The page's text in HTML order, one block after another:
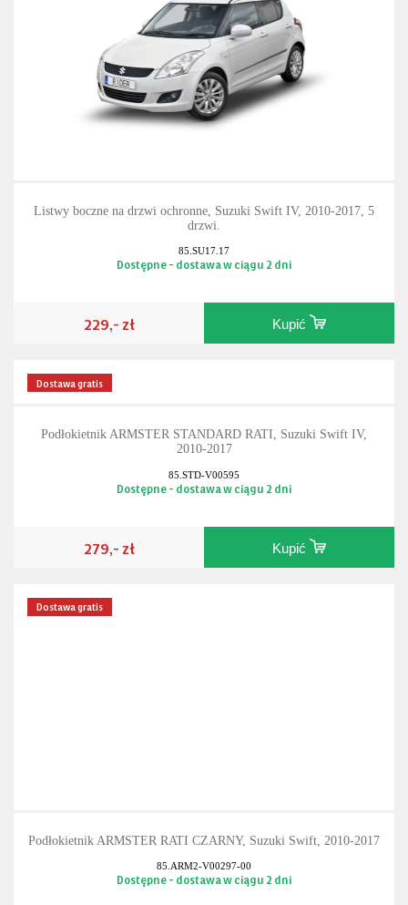
Listwy boczne na drzwi ochronne, Suzuki Swift IV, 2010-2017, 5
drzwi.
85.SU17.17
Dostępne - dostawa w ciągu 2 dni
229,- zł Kupić
Dostawa gratis
Podłokietnik ARMSTER STANDARD RATI, Suzuki Swift IV,
2010-2017
85.STD-V00595
Dostępne - dostawa w ciągu 2 dni
279,- zł Kupić
Dostawa gratis
Podłokietnik ARMSTER RATI CZARNY, Suzuki Swift, 2010-2017
85.ARM2-V00297-00
Dostępne - dostawa w ciągu 2 dni